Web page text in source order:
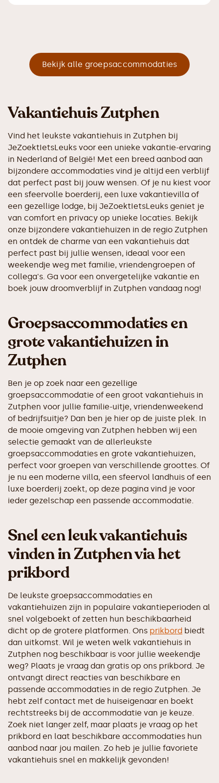
Bekijk alle groepsaccommodaties
Vakantiehuis Zutphen
Vind het leukste vakantiehuis in Zutphen bij
JeZoektIetsLeuks voor een unieke vakantie-ervaring
in Nederland of België! Met een breed aanbod aan
bijzondere accommodaties vind je altijd een verblijf
dat perfect past bij jouw wensen. Of je nu kiest voor
een sfeervolle boerderij, een luxe vakantievilla of
een gezellige lodge, bij JeZoektIetsLeuks geniet je
van comfort en privacy op unieke locaties. Bekijk
onze bijzondere vakantiehuizen in de regio Zutphen
en ontdek de charme van een vakantiehuis dat
perfect past bij jullie wensen, ideaal voor een
weekendje weg met familie, vriendengroepen of
collega's. Ga voor een onvergetelijke vakantie en
boek jouw droomverblijf in Zutphen vandaag nog!
Groepsaccommodaties en
grote vakantiehuizen in
Zutphen
Ben je op zoek naar een gezellige
groepsaccommodatie of een groot vakantiehuis in
Zutphen voor jullie familie-uitje, vriendenweekend
of bedrijfsuitje? Dan ben je hier op de juiste plek. In
de mooie omgeving van Zutphen hebben wij een
selectie gemaakt van de allerleukste
groepsaccommodaties en grote vakantiehuizen,
perfect voor groepen van verschillende groottes. Of
je nu een moderne villa, een sfeervol landhuis of een
luxe boerderij zoekt, op deze pagina vind je voor
ieder gezelschap een passende accommodatie.
Snel een leuk vakantiehuis
vinden in Zutphen via het
prikbord
De leukste groepsaccommodaties en
vakantiehuizen zijn in populaire vakantieperioden al
snel volgeboekt of zetten hun beschikbaarheid
dicht op de grotere platformen. Ons prikbord biedt
dan uitkomst. Wil je weten welk vakantiehuis in
Zutphen nog beschikbaar is voor jullie weekendje
weg? Plaats je vraag dan gratis op ons prikbord. Je
ontvangt direct reacties van beschikbare en
passende accommodaties in de regio Zutphen. Je
hebt zelf contact met de huiseigenaar en boekt
rechtstreeks bij de accommodatie van je keuze.
Zoek niet langer zelf, maar plaats je vraag op het
prikbord en laat beschikbare accommodaties hun
aanbod naar jou mailen. Zo heb je jullie favoriete
vakantiehuis snel en makkelijk gevonden!